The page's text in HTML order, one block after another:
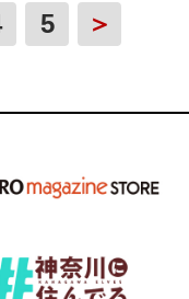
5 ＞